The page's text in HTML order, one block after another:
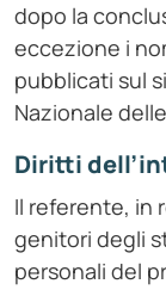
dopo la
eccezione i
pubblicati sul
Nazionale
Diritti
Il referente, in
genitori degli
personali del